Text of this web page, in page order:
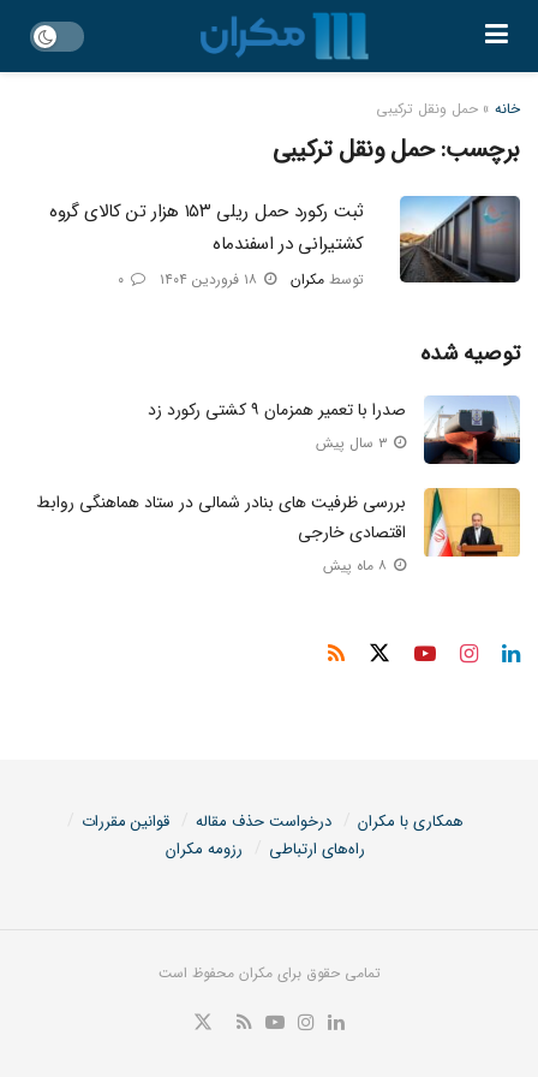
خانه » حمل ونقل ترکیبی
برچسب:حمل ونقل ترکیبی
ثبت رکورد حمل ریلی ۱۵۳ هزار تن کالای گروه
کشتیرانی در اسفندماه
توسط مکران
توصیه شده
صدرا با تعمیر همزمان ۹ کشتی رکورد زد
بررسی ظرفیت های بنادر شمالی در ستاد هماهنگی روابط
اقتصادی خارجی
همکاری با مکران درخواست حذف مقاله
قوانین مقررات
راه‌های ارتباطی
رزومه مکران
تمامی حقوق برای مکران محفوظ است